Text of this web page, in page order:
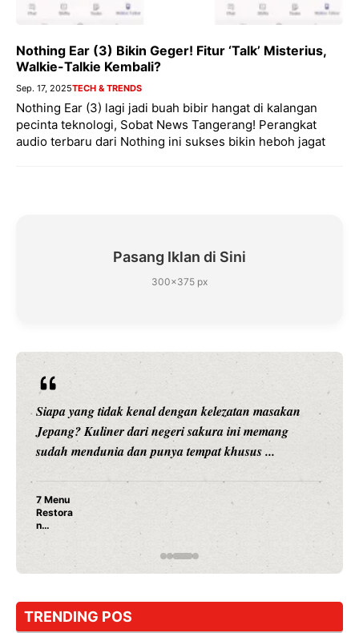
Nothing Ear (3) Bikin Geger! Fitur ‘Talk’ Misterius,
Walkie-Talkie Kembali?
Sep. 17, 2025TECH & TRENDS
Nothing Ear (3) lagi jadi buah bibir hangat di kalangan
pecinta teknologi, Sobat News Tangerang! Perangkat
audio terbaru dari Nothing ini sukses bikin heboh jagat
Pasang Iklan di Sini
300×375 px
Siapa yang tidak kenal dengan kelezatan masakan
Jepang? Kuliner dari negeri sakura ini memang
sudah mendunia dan punya tempat khusus ...
7 Menu
Restora
n
Jepang
yang
Dicoba,
Cuma
Sushi!
TRENDING POS